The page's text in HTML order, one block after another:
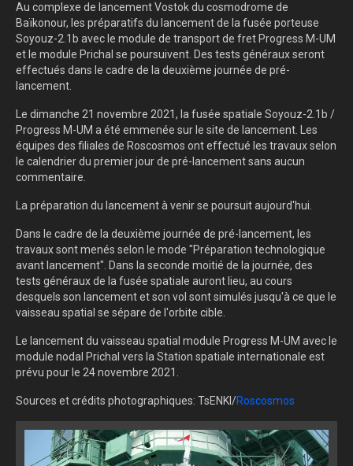
Au complexe de lancement Vostok du cosmodrome de
Baïkonour, les préparatifs du lancement de la fusée porteuse
Soyouz-2.1b avec le module de transport de fret Progress M-UM
et le module Prichal se poursuivent. Des tests généraux seront
effectués dans le cadre de la deuxième journée de pré-
lancement.
Le dimanche 21 novembre 2021, la fusée spatiale Soyouz-2.1b /
Progress M-UM a été emmenée sur le site de lancement. Les
équipes des filiales de Roscosmos ont effectué les travaux selon
le calendrier du premier jour de pré-lancement sans aucun
commentaire.
La préparation du lancement à venir se poursuit aujourd'hui.
Dans le cadre de la deuxième journée de pré-lancement, les
travaux sont menés selon le mode "Préparation technologique
avant lancement". Dans la seconde moitié de la journée, des
tests généraux de la fusée spatiale auront lieu, au cours
desquels son lancement et son vol sont simulés jusqu'à ce que le
vaisseau spatial se sépare de l'orbite cible.
Le lancement du vaisseau spatial module Progress M-UM avec le
module nodal Prichal vers la Station spatiale internationale est
prévu pour le 24 novembre 2021.
Sources et crédits photographiques: TsENKI/Roscosmos